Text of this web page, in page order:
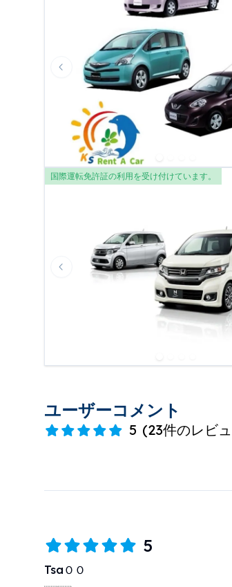
Previous slide
国際運転免許証の利用を受け付けています。
Previous slide
ユーザーコメント
5 (23件のレビ
5
TsaＯＯ